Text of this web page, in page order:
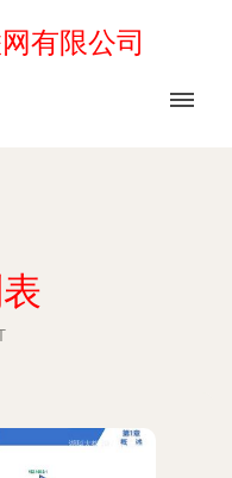
有限公司